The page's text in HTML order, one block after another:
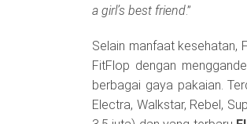
a girl’s best friend.”
Selain manfaat kesehatan,
FitFlop dengan
berbagai gaya pakaian.
Electra, Walkstar, Rebel,